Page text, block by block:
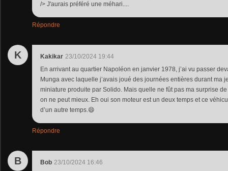
/> J'aurais préféré une méhari....
Répondre
K Kakikar 23/10/2024 19:44
En arrivant au quartier Napoléon en janvier 1978, j’ai vu passer
Munga avec laquelle j’avais joué des journées entières durant ma
miniature produite par Solido. Mais quelle ne fût pas ma surprise
on ne peut mieux. Eh oui son moteur est un deux temps et ce
d’un autre temps.😄
Répondre
B Bob 23/10/2024 16:46